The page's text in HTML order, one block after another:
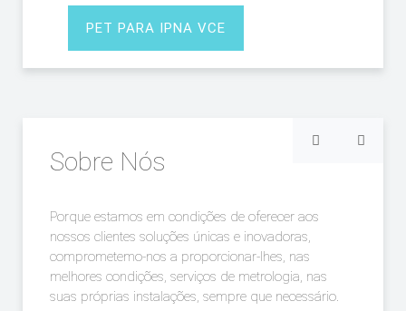
PET PARA IPNA VCE
Sobre Nós
Porque estamos em condições de oferecer aos
nossos clientes soluções únicas e inovadoras,
comprometemo-nos a proporcionar-lhes, nas
melhores condições, serviços de metrologia, nas
suas próprias instalações, sempre que necessário.